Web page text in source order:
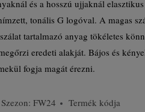
és a hosszú ujjaknál
tonális G logóval. A magas
tartalmazó anyag tökéletes
eredeti alakját. Bájos és
fogja magát érezni.
Szezon: FW24
Termék kódja